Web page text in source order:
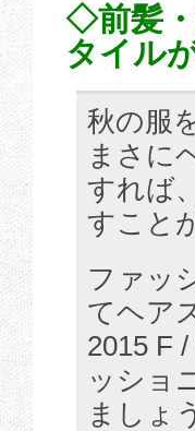
◇前髪
タイル
秋の服
まさに
すれば
すこと
ファッ
てヘア
2015 F
ッショ
ましょ